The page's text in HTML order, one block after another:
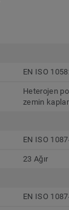
EN ISO
Heterojen
zemin
EN ISO
23 Ağır
EN ISO